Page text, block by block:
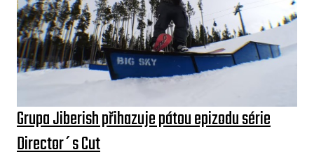
Grupa Jiberish přihazuje pátou epizodu série
Director´s Cut